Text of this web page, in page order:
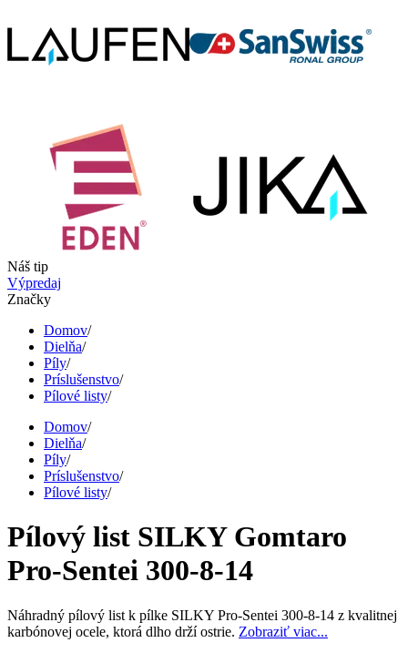
Náš tip
Výpredaj
Značky
Domov/
Dielňa/
Píly/
Príslušenstvo/
Pílové listy/
Domov/
Dielňa/
Píly/
Príslušenstvo/
Pílové listy/
Pílový list SILKY Gomtaro
Pro-Sentei 300-8-14
Náhradný pílový list k pílke SILKY Pro-Sentei 300-8-14 z kvalitnej
karbónovej ocele, ktorá dlho drží ostrie. Zobraziť viac...